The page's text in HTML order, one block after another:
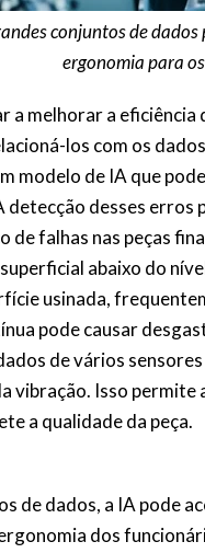
conjuntos de
ergonomia para os
a melhorar a
los com os
modelo de IA que
detecção desses
de falhas nas peças
abaixo do
usinada,
pode causar
de vários
vibração. Isso
a qualidade da peça.
de dados, a IA pode
dos